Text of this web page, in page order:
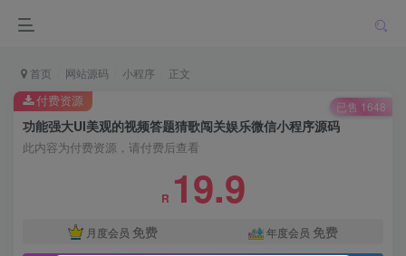
首页 网站源码 小程序 正文
功能强大UI美观的视频答题猜歌闯关娱乐微信小程序源码
此内容为付费资源，请付费后查看
R 19.9
月度会员 免费 年度会员 免费
付费资源 已售 1648